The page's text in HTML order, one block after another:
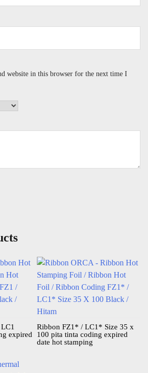
website in this browser for the next time I
expired
Ribbon FZ1* / LC1* Size 35 x
100 pita tinta coding expired
date hot stamping